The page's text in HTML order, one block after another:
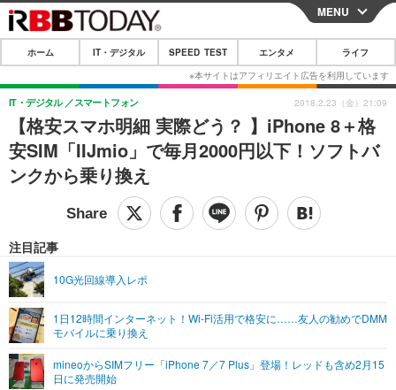
CLOSE
ホーム
IT・デジタル
IT・デジタルTOP スマートフォン
ネタ
ショッピング その他
SPEED TEST
エンタメ
エンタメTOP 映画・ドラマ
音楽
グラビア ブログ
ペット
その他
リリース一覧
プッシュ通知の停止方法
MENU
ホーム IT・デジタル SPEED TEST エンタメ ライフ
【格安スマホ明細 実際どう？ 】iPhone 8＋格
安SIM「IIJmio」で毎月2000円以下！ソフトバ
ンクから乗り換え
IT・デジタル スマートフォン
注目記事
10G光回線導入レポ
1日12時間インターネット！Wi-Fi活用で格安に……友人の勧めでDMM
モバイルに乗り換え
mineoからSIMフリー「iPhone 7／7 Plus」登場！レッドも含め2月15
日に発売開始
2018.2.23（金）21:09